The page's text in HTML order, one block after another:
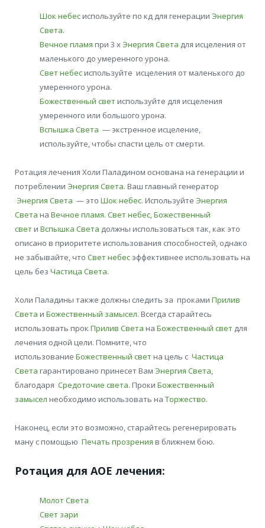
Шок небес используйте по кд для генерации Энергия
Света.
Вечное пламя при 3 х Энергия Света для исцеления от
маленького до умеренного урона.
Свет небес используйте исцеления от маленького до
умеренного урона.
Божественный свет используйте для исцеления
умеренного или большого урона.
Вспышка Света — экстренное исцеление,
используйте, чтобы спасти цель от смерти.
Ротация лечения Холи Паладином основана на генерации и
потреблении Энергия Света. Ваш главный генератор
Энергия Света — это Шок небес. Используйте Энергия
Света на Вечное пламя. Свет небес,Божественный
свет и Вспышка Света должны использоваться так, как это
описано в приоритете использования способностей, однако
не забывайте, что Свет небес эффективнее использовать на
цель без Частица Света.
Холи Паладины также должны следить за проками Прилив
Света и Божественный замысел. Всегда старайтесь
использовать прок Прилив Света на Божественный свет для
лечения одной цели. Помните, что
использование Божественный свет на цель с Частица
Света гарантировано принесет Вам Энергия Света,
благодаря Средоточие света. Проки Божественный
замысел необходимо использовать на Торжество.
Наконец, если это возможно, старайтесь регенерировать
ману с помощью Печать прозрения в ближнем бою.
Ротация для АОЕ лечения:
Молот Света
Свет зари